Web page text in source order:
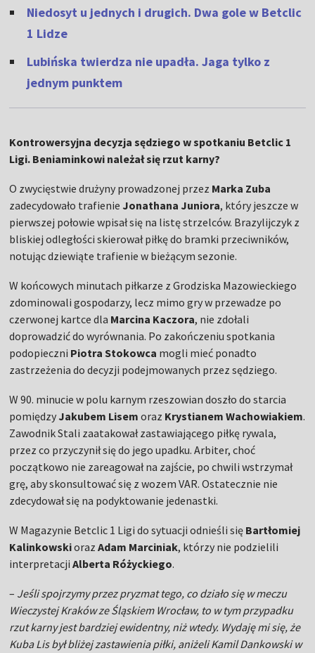
Niedosyt u jednych i drugich. Dwa gole w Betclic
1 Lidze
Lubińska twierdza nie upadła. Jaga tylko z
jednym punktem
Kontrowersyjna decyzja sędziego w spotkaniu Betclic 1
Ligi. Beniaminkowi należał się rzut karny?
O zwycięstwie drużyny prowadzonej przez Marka Zuba
zadecydowało trafienie Jonathana Juniora, który jeszcze w
pierwszej połowie wpisał się na listę strzelców. Brazylijczyk z
bliskiej odległości skierował piłkę do bramki przeciwników,
notując dziewiąte trafienie w bieżącym sezonie.
W końcowych minutach piłkarze z Grodziska Mazowieckiego
zdominowali gospodarzy, lecz mimo gry w przewadze po
czerwonej kartce dla Marcina Kaczora, nie zdołali
doprowadzić do wyrównania. Po zakończeniu spotkania
podopieczni Piotra Stokowca mogli mieć ponadto
zastrzeżenia do decyzji podejmowanych przez sędziego.
W 90. minucie w polu karnym rzeszowian doszło do starcia
pomiędzy Jakubem Lisem oraz Krystianem Wachowiakiem.
Zawodnik Stali zaatakował zastawiającego piłkę rywala,
przez co przyczynił się do jego upadku. Arbiter, choć
początkowo nie zareagował na zajście, po chwili wstrzymał
grę, aby skonsultować się z wozem VAR. Ostatecznie nie
zdecydował się na podyktowanie jedenastki.
W Magazynie Betclic 1 Ligi do sytuacji odnieśli się Bartłomiej
Kalinkowskioraz Adam Marciniak, którzy nie podzielili
interpretacji Alberta Różyckiego.
– Jeśli spojrzymy przez pryzmat tego, co działo się w meczu
Wieczystej Kraków ze Śląskiem Wrocław, to w tym przypadku
rzut karny jest bardziej ewidentny, niż wtedy. Wydaję mi się, że
Kuba Lis był bliżej zastawienia piłki, aniżeli Kamil Dankowski w